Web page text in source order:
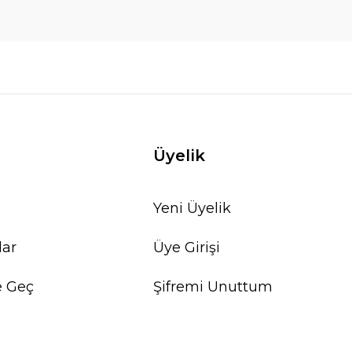
Geç
Üyelik
Yeni Üyelik
Üye Girişi
Şifremi Unuttum